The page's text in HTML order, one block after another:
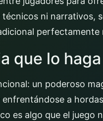
ni narrativos,
perfectamente
que lo
un poderoso
a
es algo que el juego